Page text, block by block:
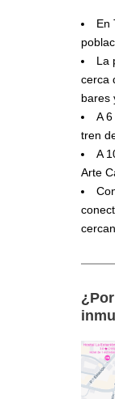
En
La
cerca
bares
A
tren
A
Arte